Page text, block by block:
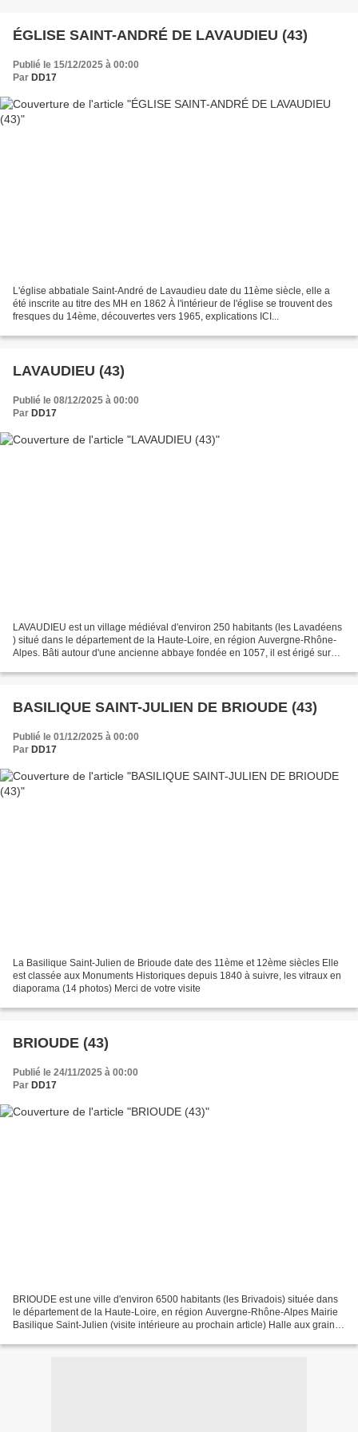
ÉGLISE SAINT-ANDRÉ DE LAVAUDIEU (43)
Publié le 15/12/2025 à 00:00
Par DD17
L'église abbatiale Saint-André de Lavaudieu date du 11ème siècle, elle a
été inscrite au titre des MH en 1862 À l'intérieur de l'église se trouvent des
fresques du 14ème, découvertes vers 1965, explications ICI...
LAVAUDIEU (43)
Publié le 08/12/2025 à 00:00
Par DD17
LAVAUDIEU est un village médiéval d'environ 250 habitants (les Lavadéens
) situé dans le département de la Haute-Loire, en région Auvergne-Rhône-
Alpes. Bâti autour d'une ancienne abbaye fondée en 1057, il est érigé sur
BASILIQUE SAINT-JULIEN DE BRIOUDE (43)
Publié le 01/12/2025 à 00:00
Par DD17
La Basilique Saint-Julien de Brioude date des 11ème et 12ème siècles Elle
est classée aux Monuments Historiques depuis 1840 à suivre, les vitraux en
diaporama (14 photos) Merci de votre visite
BRIOUDE (43)
Publié le 24/11/2025 à 00:00
Par DD17
BRIOUDE est une ville d'environ 6500 habitants (les Brivadois) située dans
le département de la Haute-Loire, en région Auvergne-Rhône-Alpes Mairie
Basilique Saint-Julien (visite intérieure au prochain article) Halle aux grains